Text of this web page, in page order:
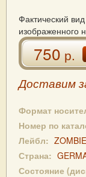
Фактический
изображенного
750р.
Доставим
Формат
Номер по
Лейбл:
Страна:
Состояние